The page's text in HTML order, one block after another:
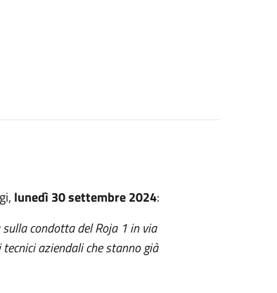
lunedì 30 settembre 2024:
condotta del Roja 1 in via
aziendali che stanno già